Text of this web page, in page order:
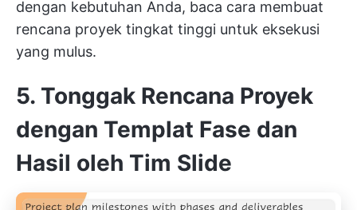
dengan kebutuhan Anda, baca cara membuat
rencana proyek tingkat tinggi untuk eksekusi
yang mulus.
5. Tonggak Rencana Proyek
dengan Templat Fase dan
Hasil oleh Tim Slide